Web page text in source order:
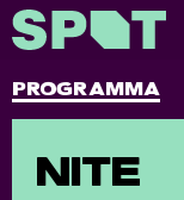
PROGRAMMA
NITE